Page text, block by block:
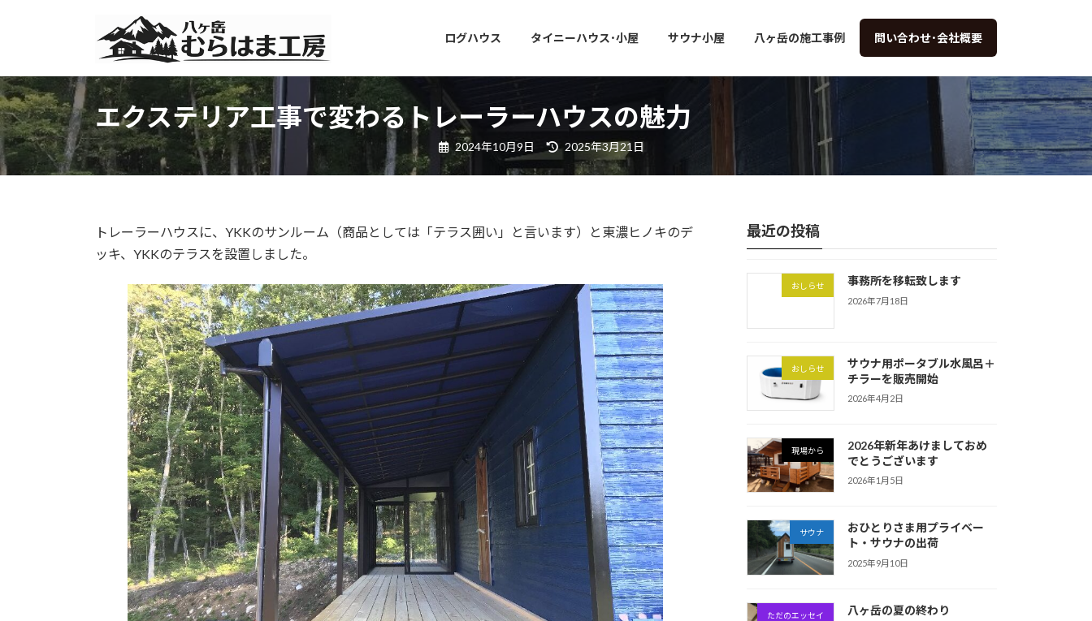
ツ
へ
ス
キ
ッ
シ
ョ
ン
に
移
ログハウス タイニーハウス･小屋 サウナ小屋 八ヶ岳の施工事例 問い合わせ･会社概要
エクステリア工事で変わるトレーラーハウスの魅力
2024年10月9日
最
更
新
2025年3月21日
トレーラーハウスに、YKKのサンルーム（商品としては「テラス囲い」と言います）と東濃ヒノキのデ
ッキ、YKKのテラスを設置しました。
最近の投稿
おしらせ 事務所を移転致します
2026年7月18日
おしらせ
サウナ用ポータブル水風呂＋
チラーを販売開始
2026年4月2日
現場から
2026年新年あけましておめ
でとうございます
2026年1月5日
サウナ
おひとりさま用プライベー
ト・サウナの出荷
2025年9月10日
ただのエッセイ 八ヶ岳の夏の終わり